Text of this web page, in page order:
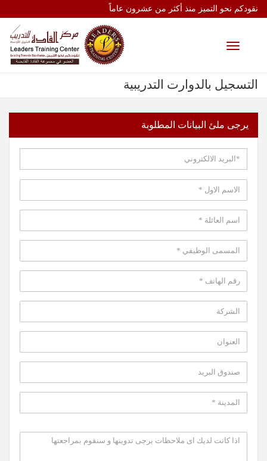
نقودكم نحو التميز منذ أكثر من عشرون عاماً
Toggle
التسجيل بالدوارت التدريبية
يرجى ملئ البيانات المطلوبة